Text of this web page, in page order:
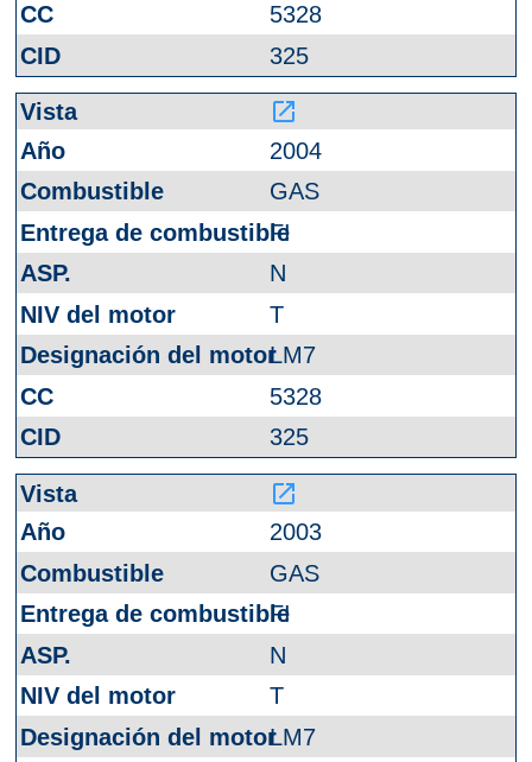
5328
325
launch
2004
GAS
FI
N
T
LM7
5328
325
launch
2003
GAS
FI
N
T
LM7